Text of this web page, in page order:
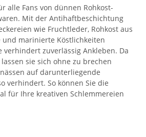
alle Fans von dünnen Rohkost-
Mit der Antihaftbeschichtung
wie Fruchtleder, Rohkost aus
und marinierte Köstlichkeiten
verhindert zuverlässig Ankleben. Da
sie sich ohne zu brechen
auf darunterliegende
verhindert. So können Sie die
für Ihre kreativen Schlemmereien